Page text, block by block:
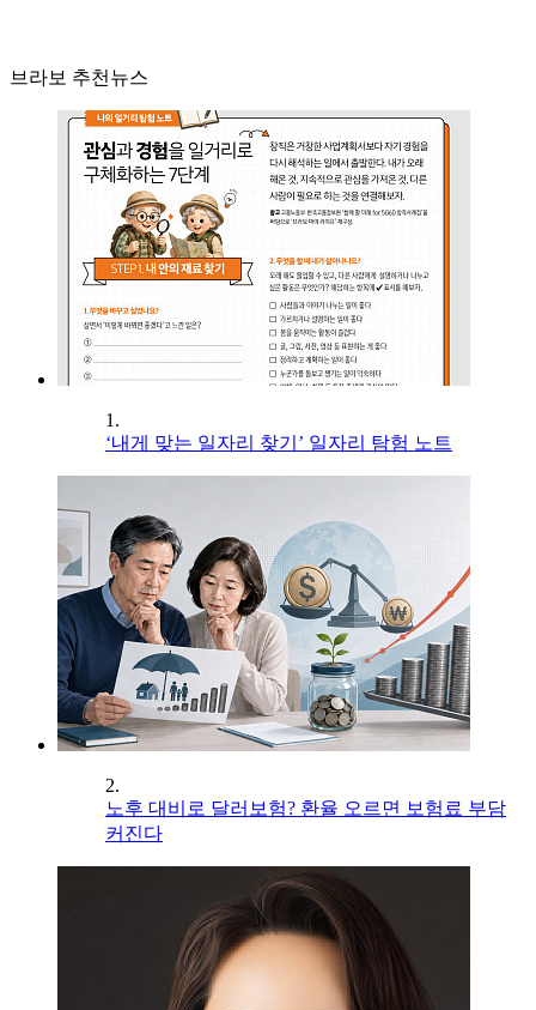
브라보 추천뉴스
1.
‘내게 맞는 일자리 찾기’ 일자리 탐험 노트
2.
노후 대비로 달러보험? 환율 오르면 보험료 부담
커진다